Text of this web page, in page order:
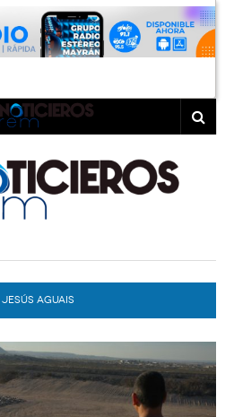
JESÚS AGUAIS